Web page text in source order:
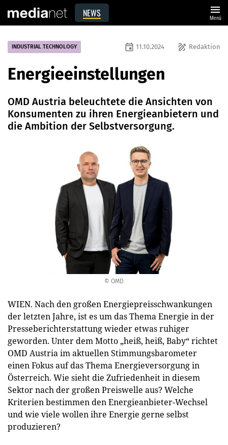
NEWS menu
Menü
© OMD
INDUSTRIAL TECHNOLOGY draw Redaktion
event 11.10.2024
Energieeinstellungen
OMD Austria beleuchtete die Ansichten von
Konsumenten zu ihren Energieanbietern und
die Ambition der Selbstversorgung.
WIEN. Nach den großen Energiepreisschwankungen
der letzten Jahre, ist es um das Thema Energie in der
Presseberichterstattung wieder etwas ruhiger
geworden. Unter dem Motto „heiß, heiß, Baby“ richtet
OMD Austria im aktuellen Stimmungsbarometer
einen Fokus auf das Thema Energieversorgung in
Österreich. Wie sieht die Zufriedenheit in diesem
Sektor nach der großen Preiswelle aus? Welche
Kriterien bestimmen den Energieanbieter-Wechsel
und wie viele wollen ihre Energie gerne selbst
produzieren?